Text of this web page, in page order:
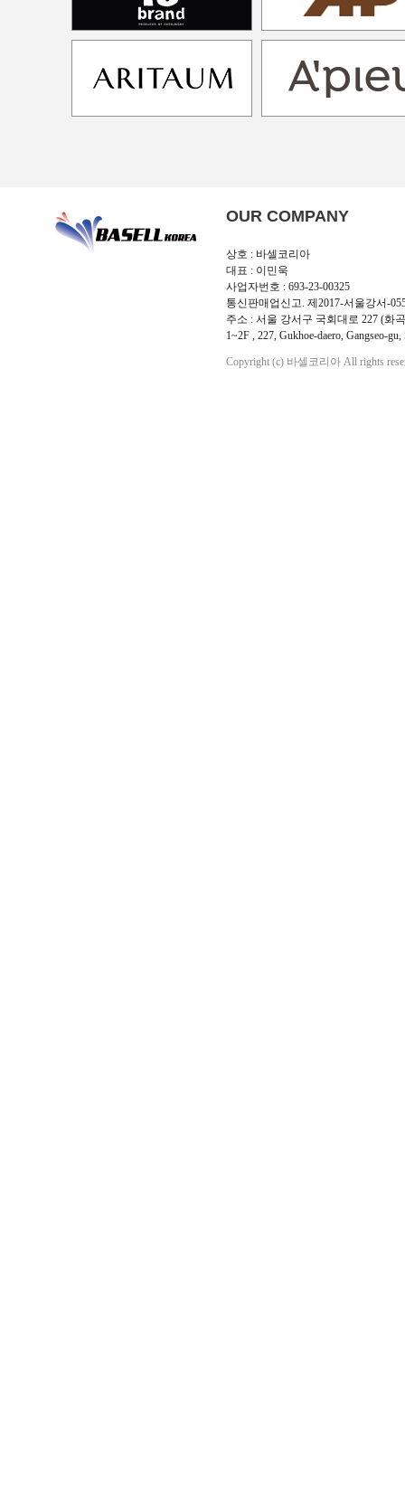
OUR COMPANY
상호 : 바셀코리아
대표 : 이민욱
사업자번호 : 693-23-00325
통신판매업신고. 제2017-서울강서-
주소 : 서울 강서구 국회대로 227 (화
1~2F , 227, Gukhoe-daero, Gangseo-
Copyright (c) 바셀코리아 All rights